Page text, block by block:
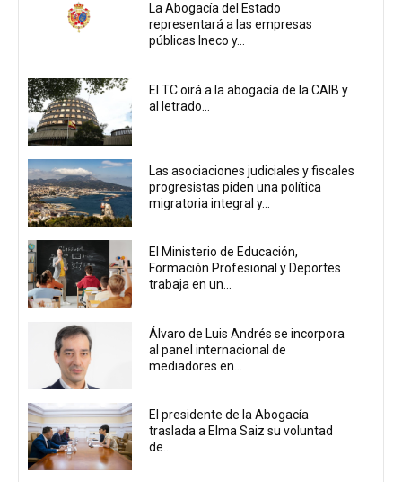
La Abogacía del Estado
representará a las empresas
públicas Ineco y...
El TC oirá a la abogacía de la CAIB y
al letrado...
Las asociaciones judiciales y fiscales
progresistas piden una política
migratoria integral y...
El Ministerio de Educación,
Formación Profesional y Deportes
trabaja en un...
Álvaro de Luis Andrés se incorpora
al panel internacional de
mediadores en...
El presidente de la Abogacía
traslada a Elma Saiz su voluntad
de...